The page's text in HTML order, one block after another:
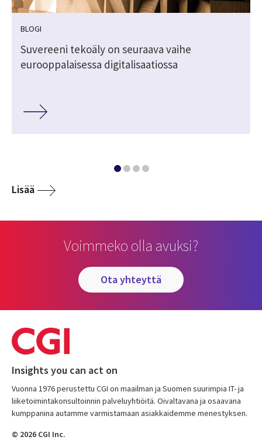
BLOGI
Suvereeni tekoäly on seuraava vaihe
eurooppalaisessa digitalisaatiossa
Lisää
Voimmeko olla avuksi?
ota yhteyttä
Insights you can act on
Vuonna 1976 perustettu CGI on maailman ja Suomen suurimpia IT- ja
liiketoimintakonsultoinnin palveluyhtiöitä. Oivaltavana ja osaavana
kumppanina autamme varmistamaan asiakkaidemme menestyksen.
© 2026 CGI Inc.